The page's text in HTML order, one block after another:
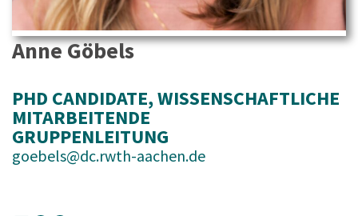
Anne Göbels
PHD CANDIDATE, WISSENSCHAFTLICHE
MITARBEITENDE
GRUPPENLEITUNG
goebels@dc.rwth-aachen.de